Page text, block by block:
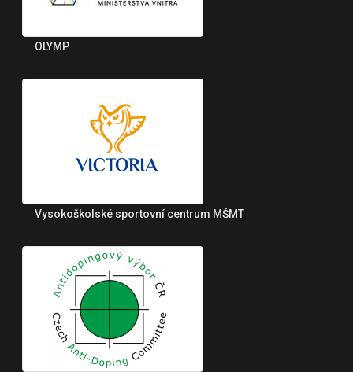
OLYMP
Vysokoškolské sportovní centrum MŠMT